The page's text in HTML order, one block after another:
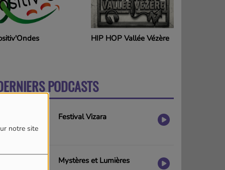
notre site
HIP HOP Vallée Vézère
PODCASTS
Festival Vizara
Mystères et Lumières